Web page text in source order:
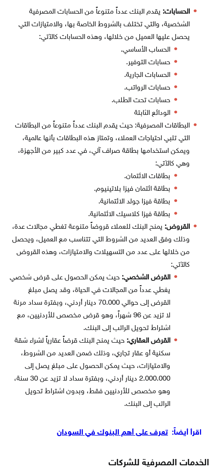
الحسابات: يقدم البنك عدداً متنوعاً من الحسابات المصرفية
الشخصية، والتي تختلف بالشروط الخاصة بها، والامتيازات التي
يحصل عليها العميل من خلالها، وهذه الحسابات كالآتي:
الحساب الأساسي.
حسابات التوفير.
الحسابات الجارية.
حسابات الرواتب.
حسابات تحت الطلب.
الودائع الثابتة
البطاقات المصرفية: حيث يقدم البنك عدداً متنوعاً من البطاقات
التي تلبي احتياجات العملاء، وتمتاز هذه البطاقات بأنها عالمية،
ويمكن استخدامها بطاقة صراف آلي، في عدد كبير من الأجهزة،
وهي كالآتي:
بطاقات الائتمان.
بطاقة ائتمان فيزا بلاتينيوم.
بطاقة فيزا جولد الائتمانية.
بطاقة فيزا كلاسيك الائتمانية.
القروض: يمنح البنك للعملاء قروضاً متنوعة تغطي مجالات عدة،
وذلك وفق العديد من الشروط التي تتناسب مع العميل، ويحصل
من خلالها على عدد من التسهيلات والامتيازات، وهذه القروض
كالآتي:
القرض الشخصي: حيث يمكن الحصول على قرض شخصي
يغطي عدداً من المجالات في الحياة، وقد يصل مبلغ
القرض إلى حوالي 70.000 دينار أردني، وبفترة سداد مرنة
لا تزيد عن 96 شهراً، وهو قرض مخصص للأردنيين، مع
اشتراط تحويل الراتب إلى البنك.
القرض العقاري: حيث يمنح البنك قرضاً عقارياً لشراء شقة
سكنية أو عقار تجاري، وذلك ضمن العديد من الشروط،
والامتيازات، حيث يمكن الحصول على مبلغ يصل إلى
2.000.000 دينار أردني، وبفترة سداد لا تزيد عن 30 سنة،
وهو مخصص للأردنيين فقط، وبدون اشتراط تحويل
الراتب إلى البنك.
اقرأ أيضاً: تعرف على أهم البنوك في السودان
الخدمات المصرفية للشركات